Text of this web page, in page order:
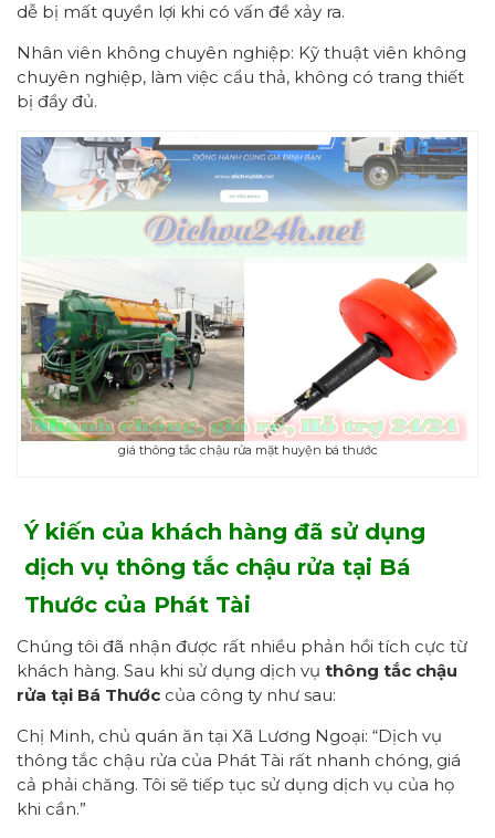
dễ bị mất quyền lợi khi có vấn đề xảy ra.
Nhân viên không chuyên nghiệp: Kỹ thuật viên không
chuyên nghiệp, làm việc cẩu thả, không có trang thiết
bị đầy đủ.
giá thông tắc chậu rửa mặt huyện bá thước
Ý kiến của khách hàng đã sử dụng
dịch vụ thông tắc chậu rửa tại Bá
Thước của Phát Tài
Chúng tôi đã nhận được rất nhiều phản hồi tích cực từ
khách hàng. Sau khi sử dụng dịch vụ thông tắc chậu
rửa tại Bá Thước của công ty như sau:
Chị Minh, chủ quán ăn tại Xã Lương Ngoại: “Dịch vụ
thông tắc chậu rửa của Phát Tài rất nhanh chóng, giá
cả phải chăng. Tôi sẽ tiếp tục sử dụng dịch vụ của họ
khi cần.”